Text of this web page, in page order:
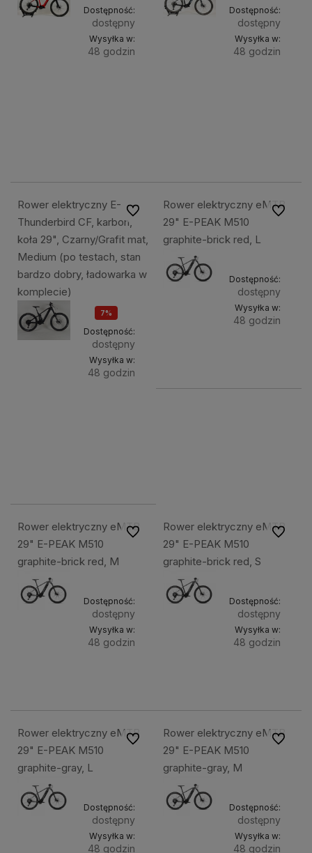
OKAZJA
Dostępność:
dostępny
Wysyłka w:
48 godzin
OKAZJA
Dostępność:
dostępny
Wysyłka w:
48 godzin
Rower elektryczny E-
Thunderbird CF, karbon,
koła 29", Czarny/Grafit mat,
Medium (po testach, stan
bardzo dobry, ładowarka w
komplecie)
7%
OKAZJA
Dostępność:
dostępny
Wysyłka w:
48 godzin
Do ulubionychRower elektryczny eMTB
29" E-PEAK M510
graphite-brick red, L
Dostępność:
dostępny
Wysyłka w:
48 godzin
Do
Rower elektryczny eMTB
29" E-PEAK M510
graphite-brick red, M
Dostępność:
dostępny
Wysyłka w:
48 godzin
Do ulubionychRower elektryczny eMTB
29" E-PEAK M510
graphite-brick red, S
Dostępność:
dostępny
Wysyłka w:
48 godzin
Do
Rower elektryczny eMTB
29" E-PEAK M510
graphite-gray, L
Dostępność:
dostępny
Wysyłka w:
48 godzin
Do ulubionychRower elektryczny eMTB
29" E-PEAK M510
graphite-gray, M
Dostępność:
dostępny
Wysyłka w:
48 godzin
Do